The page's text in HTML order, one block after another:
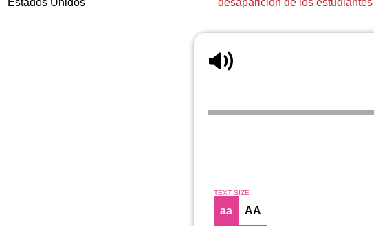
Estados Unidos
desaparición de los estudiantes
TEXT SIZE
aa AA